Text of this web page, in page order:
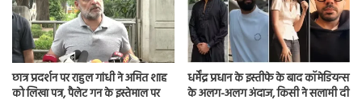
छात्र प्रदर्शन पर राहुल गांधी ने अमित शाह
को लिखा पत्र, पैलेट गन के इस्तेमाल पर
धर्मेंद्र प्रधान के इस्तीफे के बाद कॉमेडियन्स
के अलग-अलग अंदाज, किसी ने सलामी दी